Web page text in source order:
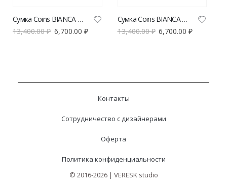
Сумка Coins BIANCA micro
13,400.00₽ 6,700.00 ₽
Сумка Coins BIANCA micro
13,400.00₽ 6,700.00₽
Контакты
Сотрудничество с дизайнерами
Оферта
Политика конфиденциальности
© 2016-2026 | VERESK studio